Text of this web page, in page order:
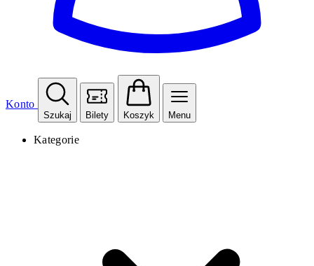
Konto
Szukaj Bilety Koszyk Menu
Kategorie